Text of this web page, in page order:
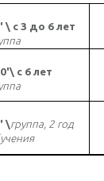
\ с 3 до 6 лет
с 6 лет
\группа, 2 год